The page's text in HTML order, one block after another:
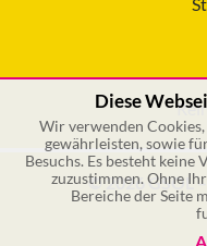
© 2026 GSOL
Diese
Wir verwenden
gewährleisten, sowie
Besuchs. Es besteht
zuzustimmen. Ohne
Bereiche der Seite